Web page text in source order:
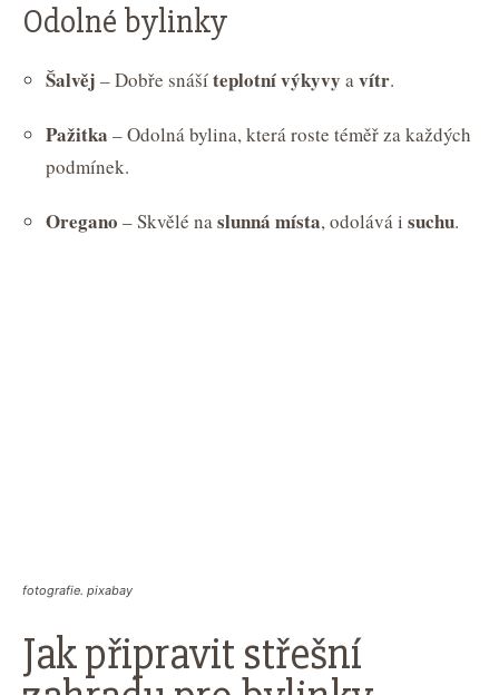
Odolné bylinky
Šalvěj – Dobře snášíteplotní výkyvy avítr.
Pažitka – Odolná bylina, která roste téměř za každých
podmínek.
Oregano – Skvělé naslunná místa, odolává i suchu.
fotografie. pixabay
Jak připravit střešní